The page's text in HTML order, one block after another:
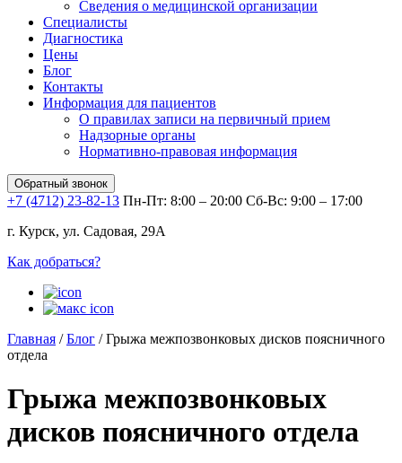
Сведения о медицинской организации
Специалисты
Диагностика
Цены
Блог
Контакты
Информация для пациентов
О правилах записи на первичный прием
Надзорные органы
Нормативно-правовая информация
Обратный звонок
+7 (4712) 23-82-13 Пн-Пт: 8:00 – 20:00 Сб-Вс: 9:00 – 17:00
г. Курск, ул. Садовая, 29А
Как добраться?
Главная /Блог /Грыжа межпозвонковых дисков поясничного
отдела
Грыжа межпозвонковых
дисков поясничного отдела